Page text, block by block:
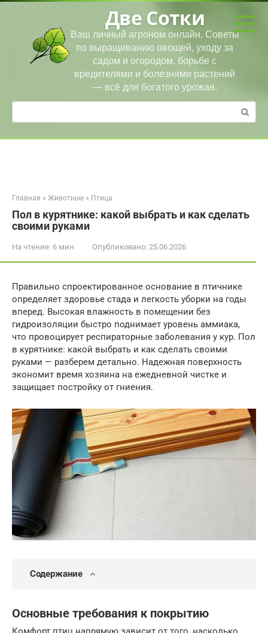
Перейти
Две Сотки
Ваш личный агроном онлайн. Советы
по выращиванию овощей, уходу за
садом и огородом, борьбе с
вредителями и болезнями растений
— всё для богатого урожая.
Поиск:
Главная » Животные » Птица
Пол в курятнике: какой выбрать и как сделать
своими руками
На чтение: 6 мин Опубликовано: 25.06.2026
Правильно спроектированное основание в птичнике
определяет здоровье стада и легкость уборки на годы
вперед. Высокая влажность в помещении без
гидроизоляции быстро поднимает уровень аммиака,
что провоцирует респираторные заболевания у кур. Пол
в курятнике: какой выбрать и как сделать своими
руками — разберем детально. Надежная поверхность
экономит время хозяина на ежедневной чистке и
защищает постройку от гниения.
Содержание
Основные требования к покрытию